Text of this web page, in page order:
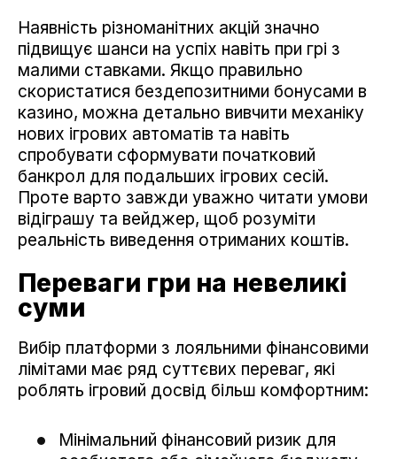
Наявність різноманітних акцій значно
підвищує шанси на успіх навіть при грі з
малими ставками. Якщо правильно
скористатися бездепозитними бонусами в
казино, можна детально вивчити механіку
нових ігрових автоматів та навіть
спробувати сформувати початковий
банкрол для подальших ігрових сесій.
Проте варто завжди уважно читати умови
відіграшу та вейджер, щоб розуміти
реальність виведення отриманих коштів.
Переваги гри на невеликі
суми
Вибір платформи з лояльними фінансовими
лімітами має ряд суттєвих переваг, які
роблять ігровий досвід більш комфортним:
Мінімальний фінансовий ризик для